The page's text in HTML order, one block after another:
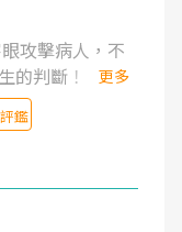
攻擊病人，不
的判斷！
更多
鑑